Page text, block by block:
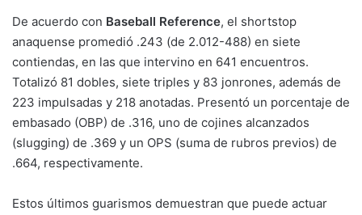
De acuerdo con Baseball Reference, el shortstop
anaquense promedió .243 (de 2.012-488) en siete
contiendas, en las que intervino en 641 encuentros.
Totalizó 81 dobles, siete triples y 83 jonrones, además de
223 impulsadas y 218 anotadas. Presentó un porcentaje de
embasado (OBP) de .316, uno de cojines alcanzados
(slugging) de .369 y un OPS (suma de rubros previos) de
.664, respectivamente.
Estos últimos guarismos demuestran que puede actuar